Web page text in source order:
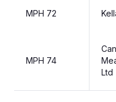
MPH 72
MPH 74
Ltd